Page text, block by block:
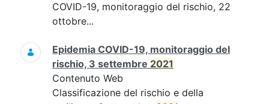
COVID-19, monitoraggio del rischio, 22
ottobre...
Epidemia COVID-19, monitoraggio del
rischio, 3 settembre 2021
Contenuto Web
Classificazione del rischio e della